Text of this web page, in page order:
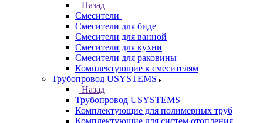
Назад
Смесители
Смесители для биде
Смесители для ванной
Смесители для кухни
Смесители для раковины
Комплектующие к смесителям
Трубопровод USYSTEMS
Назад
Трубопровод USYSTEMS
Комплектующие для полимерных труб
Комплектующие для систем отопления,